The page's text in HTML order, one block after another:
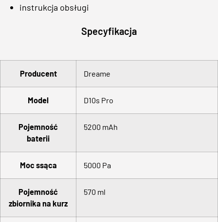
instrukcja obsługi
Specyfikacja
Producent Dreame
Model D10s Pro
Pojemność
baterii
5200 mAh
Moc ssąca 5000 Pa
Pojemność
zbiornika na kurz
570 ml